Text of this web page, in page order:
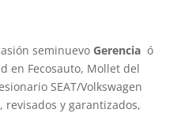
seminuevo Gerenciaó
en Fecosauto, Mollet del
SEAT/Volkswagen
revisados y garantizados,